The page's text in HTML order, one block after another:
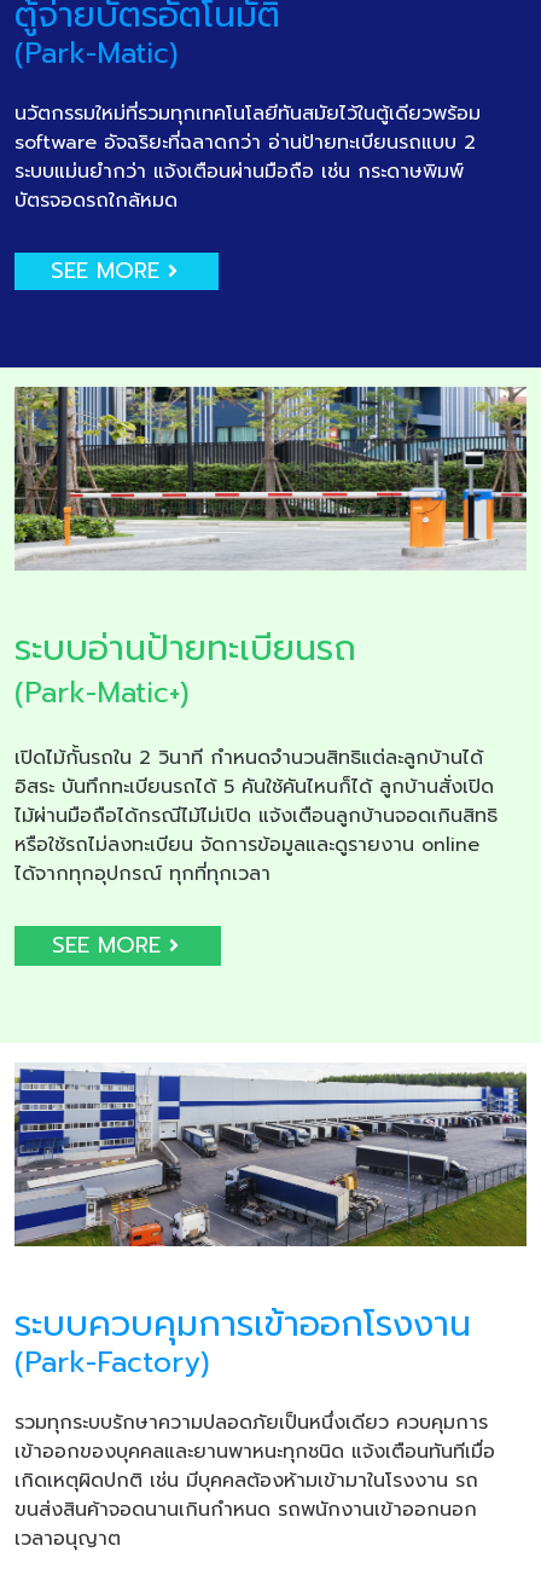
ตู้จ่ายบัตรอัตโนมัติ
(Park-Matic)
นวัตกรรมใหม่ที่รวมทุกเทคโนโลยีทันสมัยไว้ในตู้เดียวพร้อม
software อัจฉริยะที่ฉลาดกว่า อ่านป้ายทะเบียนรถแบบ 2
ระบบแม่นยำกว่า แจ้งเตือนผ่านมือถือ เช่น กระดาษพิมพ์
บัตรจอดรถใกล้หมด
SEE MORE
ระบบอ่านป้ายทะเบียนรถ
(Park-Matic+)
เปิดไม้กั้นรถใน 2 วินาที กำหนดจำนวนสิทธิแต่ละลูกบ้านได้
อิสระ บันทึกทะเบียนรถได้ 5 คันใช้คันไหนก็ได้ ลูกบ้านสั่งเปิด
ไม้ผ่านมือถือได้กรณีไม้ไม่เปิด แจ้งเตือนลูกบ้านจอดเกินสิทธิ
หรือใช้รถไม่ลงทะเบียน จัดการข้อมูลและดูรายงาน online
ได้จากทุกอุปกรณ์ ทุกที่ทุกเวลา
SEE MORE
ระบบควบคุมการเข้าออกโรงงาน
(Park-Factory)
รวมทุกระบบรักษาความปลอดภัยเป็นหนึ่งเดียว ควบคุมการ
เข้าออกของบุคคลและยานพาหนะทุกชนิด แจ้งเตือนทันทีเมื่อ
เกิดเหตุผิดปกติ เช่น มีบุคคลต้องห้ามเข้ามาในโรงงาน รถ
ขนส่งสินค้าจอดนานเกินกำหนด รถพนักงานเข้าออกนอก
เวลาอนุญาต